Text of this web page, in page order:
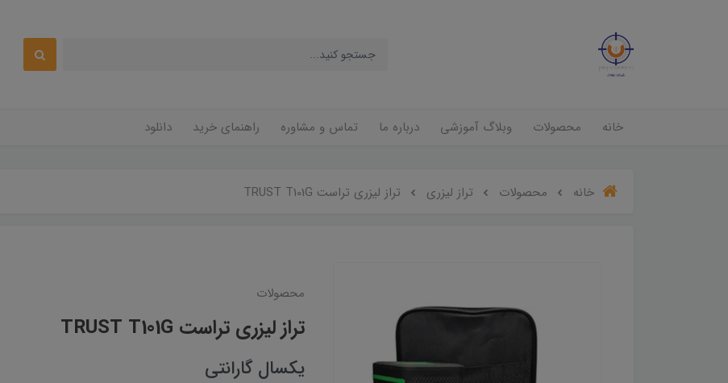
خانه محصولات وبلاگ آموزشی درباره ما تماس و مشاوره راهنمای خرید دانلود
خانه محصولات تراز لیزری تراز لیزری تراست TRUST T101G
محصولات
تراز لیزری تراست TRUST T101G
یکسال گارانتی